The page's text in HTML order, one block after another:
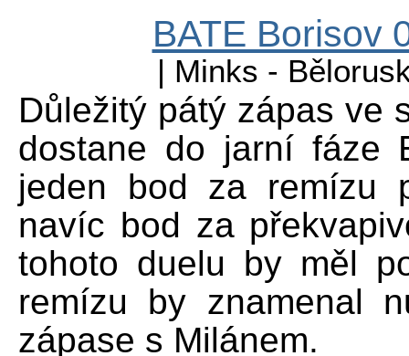
BATE Borisov
| Minks -
Důležitý pátý zápas ve
dostane do jarní fáze
jeden bod za remízu
navíc bod za
tohoto duelu by měl
remízu by znamenal
zápase s Milánem.